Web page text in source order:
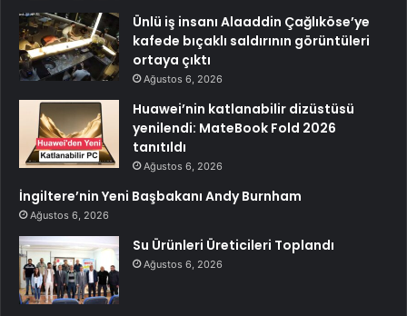
Ünlü iş insanı Alaaddin Çağlıköse’ye
kafede bıçaklı saldırının görüntüleri
ortaya çıktı
Ağustos 6, 2026
Huawei’nin katlanabilir dizüstüsü
yenilendi: MateBook Fold 2026
tanıtıldı
Ağustos 6, 2026
İngiltere’nin Yeni Başbakanı Andy Burnham
Ağustos 6, 2026
Su Ürünleri Üreticileri Toplandı
Ağustos 6, 2026